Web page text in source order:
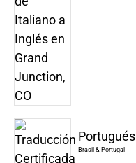
Portugués
Brasil & Portugal